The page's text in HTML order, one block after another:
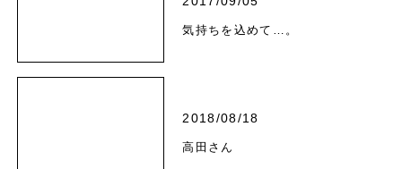
気持ちを込めて…。
2018/08/18
高田さん